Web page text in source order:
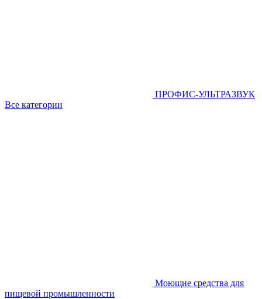
ПРОФИС-УЛЬТРАЗВУК
Все категории
Моющие средства для
пищевой промышленности